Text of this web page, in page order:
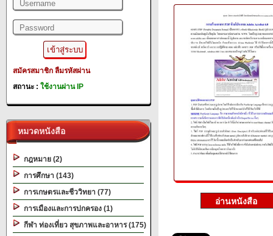
สมัครสมาชิก ลืมรหัสผ่าน
สถานะ : ใช้งานผ่าน IP
หมวดหนังสือ
กฎหมาย (2)
การศึกษา (143)
การเกษตรและชีววิทยา (77)
การเมืองและการปกครอง (1)
กีฬา ท่องเที่ยว สุขภาพและอาหาร (175)